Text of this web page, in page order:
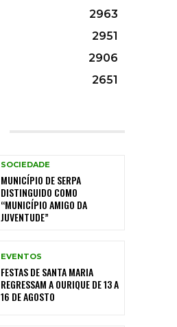
2963
2951
2906
2651
SOCIEDADE
MUNICÍPIO DE SERPA
DISTINGUIDO COMO
“MUNICÍPIO AMIGO DA
JUVENTUDE”
EVENTOS
FESTAS DE SANTA MARIA
REGRESSAM A OURIQUE DE 13 A
16 DE AGOSTO